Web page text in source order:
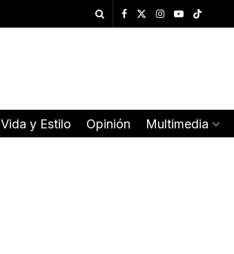
Vida y Estilo Opinión Multimedia